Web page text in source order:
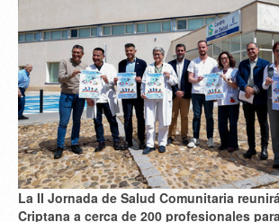
La II Jornada de Salud Comunitaria
Criptana a cerca de 200 profesionales